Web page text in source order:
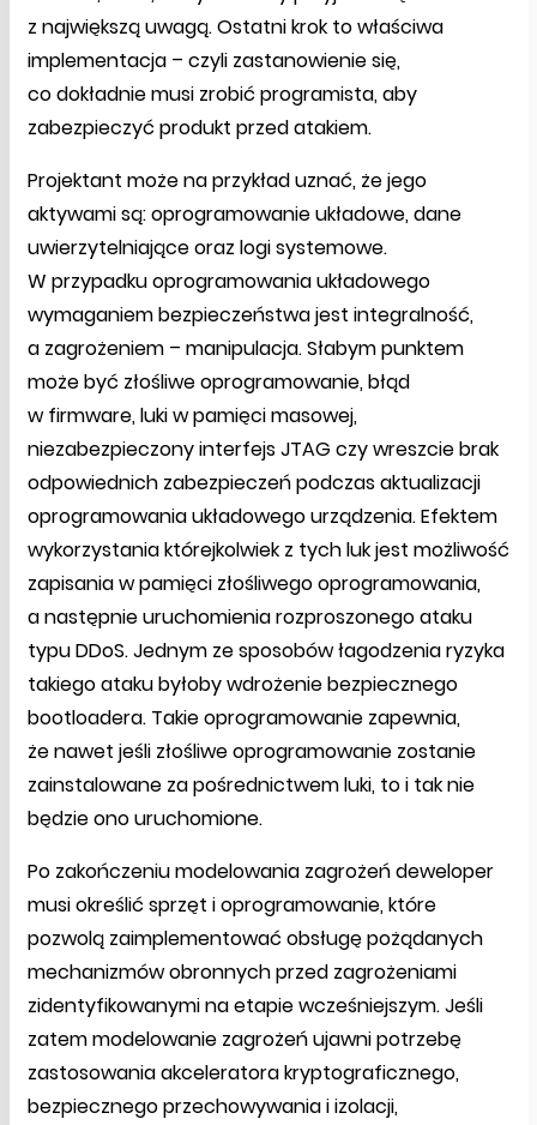
z największą uwagą. Ostatni krok to właściwa
implementacja – czyli zastanowienie się,
co dokładnie musi zrobić programista, aby
zabezpieczyć produkt przed atakiem.
Projektant może na przykład uznać, że jego
aktywami są: oprogramowanie układowe, dane
uwierzytelniające oraz logi systemowe.
W przypadku oprogramowania układowego
wymaganiem bezpieczeństwa jest integralność,
a zagrożeniem – manipulacja. Słabym punktem
może być złośliwe oprogramowanie, błąd
w firmware, luki w pamięci masowej,
niezabezpieczony interfejs JTAG czy wreszcie brak
odpowiednich zabezpieczeń podczas aktualizacji
oprogramowania układowego urządzenia. Efektem
wykorzystania którejkolwiek z tych luk jest możliwość
zapisania w pamięci złośliwego oprogramowania,
a następnie uruchomienia rozproszonego ataku
typu DDoS. Jednym ze sposobów łagodzenia ryzyka
takiego ataku byłoby wdrożenie bezpiecznego
bootloadera. Takie oprogramowanie zapewnia,
że nawet jeśli złośliwe oprogramowanie zostanie
zainstalowane za pośrednictwem luki, to i tak nie
będzie ono uruchomione.
Po zakończeniu modelowania zagrożeń deweloper
musi określić sprzęt i oprogramowanie, które
pozwolą zaimplementować obsługę pożądanych
mechanizmów obronnych przed zagrożeniami
zidentyfikowanymi na etapie wcześniejszym. Jeśli
zatem modelowanie zagrożeń ujawni potrzebę
zastosowania akceleratora kryptograficznego,
bezpiecznego przechowywania i izolacji,